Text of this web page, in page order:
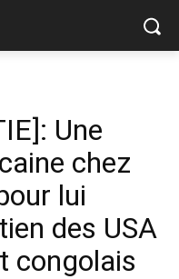
Une
chez
lui
des USA
congolais